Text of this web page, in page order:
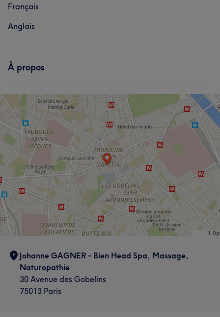
Français
Anglais
À propos
Johanne GAGNER - Bien Head Spa, Massage,
Naturopathie
30 Avenue des Gobelins
75013 Paris